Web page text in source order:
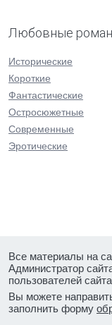
Любовные
Исторические
Короткие
Фантастические
Остросюжетные
Современные
Эротические
Все материалы на
Администратор
пользователей
Вы можете
заполнить форму